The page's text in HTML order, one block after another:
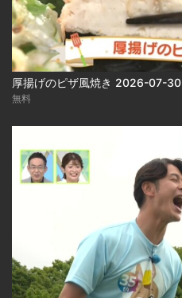
厚揚げのピザ風焼き 2026-07-30
無料